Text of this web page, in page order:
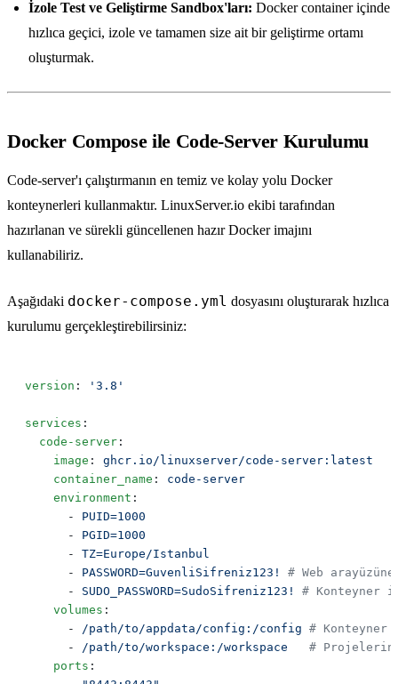
İzole Test ve Geliştirme Sandbox'ları: Docker container içinde
hızlıca geçici, izole ve tamamen size ait bir geliştirme ortamı
oluşturmak.
Docker Compose ile Code-Server Kurulumu
Code-server'ı çalıştırmanın en temiz ve kolay yolu Docker
konteynerleri kullanmaktır. LinuxServer.io ekibi tarafından
hazırlanan ve sürekli güncellenen hazır Docker imajını
kullanabiliriz.
Aşağıdaki docker-compose.yml dosyasını oluşturarak hızlıca
kurulumu gerçekleştirebilirsiniz:
version :
services
  code-server
    image
:
    container_name
:
    environment
      -
      -
      -
      -
PASSWORD=GuvenliSifreniz123!
      -
SUDO_PASSWORD=SudoSifreniz123!
    volumes
      -
/path/to/appdata/config:/config
      -
/path/to/workspace:/workspace
    ports